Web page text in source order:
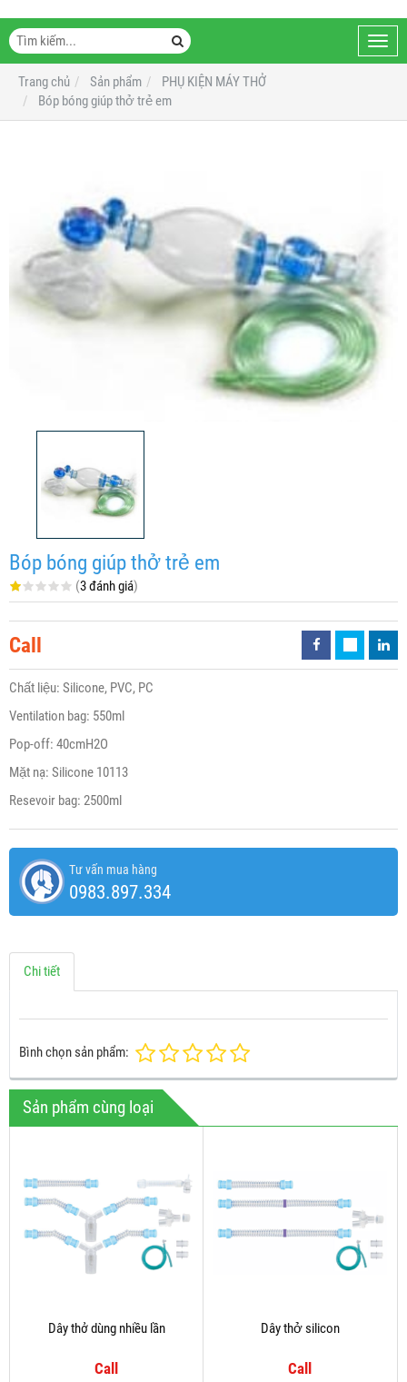
Trang chủ
Sản phẩm
PHỤ KIỆN MÁY THỞ
Bóp bóng giúp thở trẻ em
Bóp bóng giúp thở trẻ em
(3 đánh giá)
Call
Chất liệu: Silicone, PVC, PC
Ventilation bag: 550ml
Pop-off: 40cmH2O
Mặt nạ: Silicone 10113
Resevoir bag: 2500ml
Tư vấn mua hàng
0983.897.334
Chi tiết
Bình chọn sản phẩm:
Sản phẩm cùng loại
Dây thở dùng nhiều lần
Call
Dây thở silicon
Call